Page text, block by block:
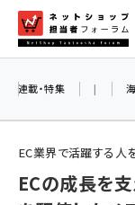
ン
連載・特集 |
EC業界で活躍する人を
ECの成長を支